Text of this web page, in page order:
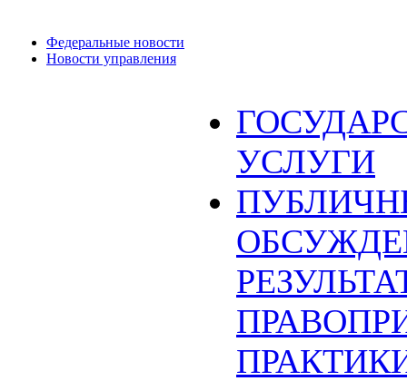
Федеральные новости
Новости управления
УСЛУГИ